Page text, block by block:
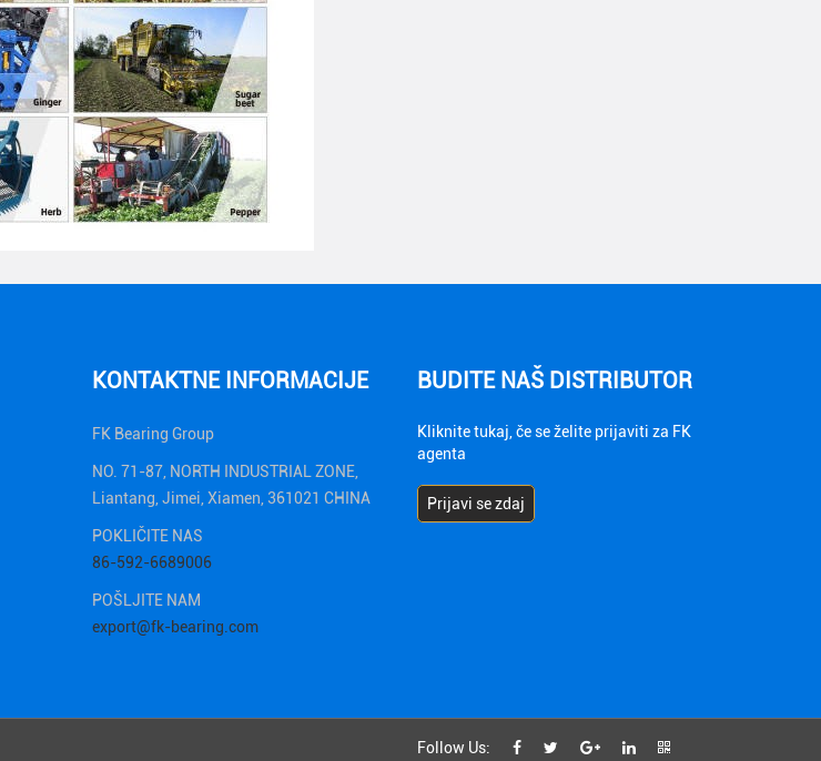
KONTAKTNE INFORMACIJE
FK Bearing Group
NO. 71-87, NORTH INDUSTRIAL ZONE,
Liantang, Jimei, Xiamen, 361021 CHINA
POKLIČITE NAS
86-592-6689006
POŠLJITE NAM
export@fk-bearing.com
BUDITE NAŠ DISTRIBUTOR
Kliknite tukaj, če se želite prijaviti za FK
agenta
Prijavi se zdaj
Follow Us: